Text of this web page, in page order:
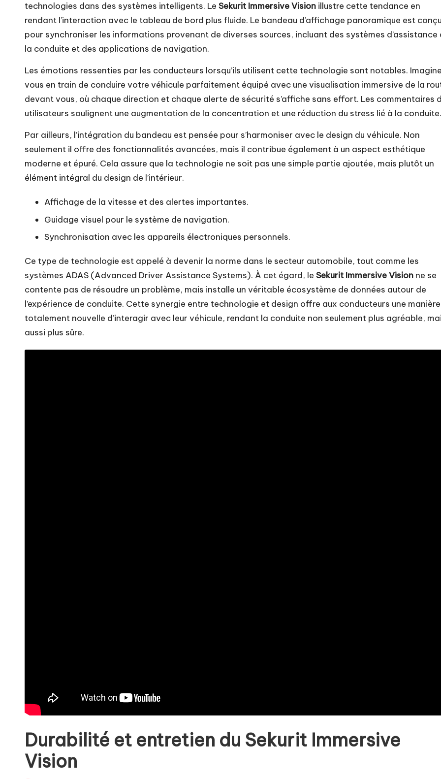
technologies dans des systèmes intelligents. Le Sekurit Immersive Vision illustre cette tendance en
rendant l’interaction avec le tableau de bord plus fluide. Le bandeau d’affichage panoramique est
pour synchroniser les informations provenant de diverses sources, incluant des systèmes d’assistance
la conduite et des applications de navigation.
Les émotions ressenties par les conducteurs lorsqu’ils utilisent cette technologie sont notables.
vous en train de conduire votre véhicule parfaitement équipé avec une visualisation immersive de la
devant vous, où chaque direction et chaque alerte de sécurité s’affiche sans effort. Les commentaires
utilisateurs soulignent une augmentation de la concentration et une réduction du stress lié à la conduite.
Par ailleurs, l’intégration du bandeau est pensée pour s’harmoniser avec le design du véhicule. Non
seulement il offre des fonctionnalités avancées, mais il contribue également à un aspect esthétique
moderne et épuré. Cela assure que la technologie ne soit pas une simple partie ajoutée, mais plutôt un
élément intégral du design de l’intérieur.
Affichage de la vitesse et des alertes importantes.
Guidage visuel pour le système de navigation.
Synchronisation avec les appareils électroniques personnels.
Ce type de technologie est appelé à devenir la norme dans le secteur automobile, tout comme les
systèmes ADAS (Advanced Driver Assistance Systems). À cet égard, le Sekurit Immersive Vision ne se
contente pas de résoudre un problème, mais installe un véritable écosystème de données autour de
l’expérience de conduite. Cette synergie entre technologie et design offre aux conducteurs une manière
totalement nouvelle d’interagir avec leur véhicule, rendant la conduite non seulement plus agréable,
aussi plus sûre.
Durabilité et entretien du Sekurit Immersive
Vision